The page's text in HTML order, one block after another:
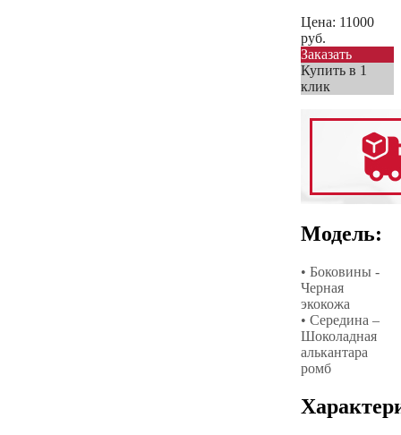
Цена: 11000
руб.
Заказать
Купить в 1
клик
Модель:
• Боковины -
Черная
экокожа
• Середина –
Шоколадная
алькантара
ромб